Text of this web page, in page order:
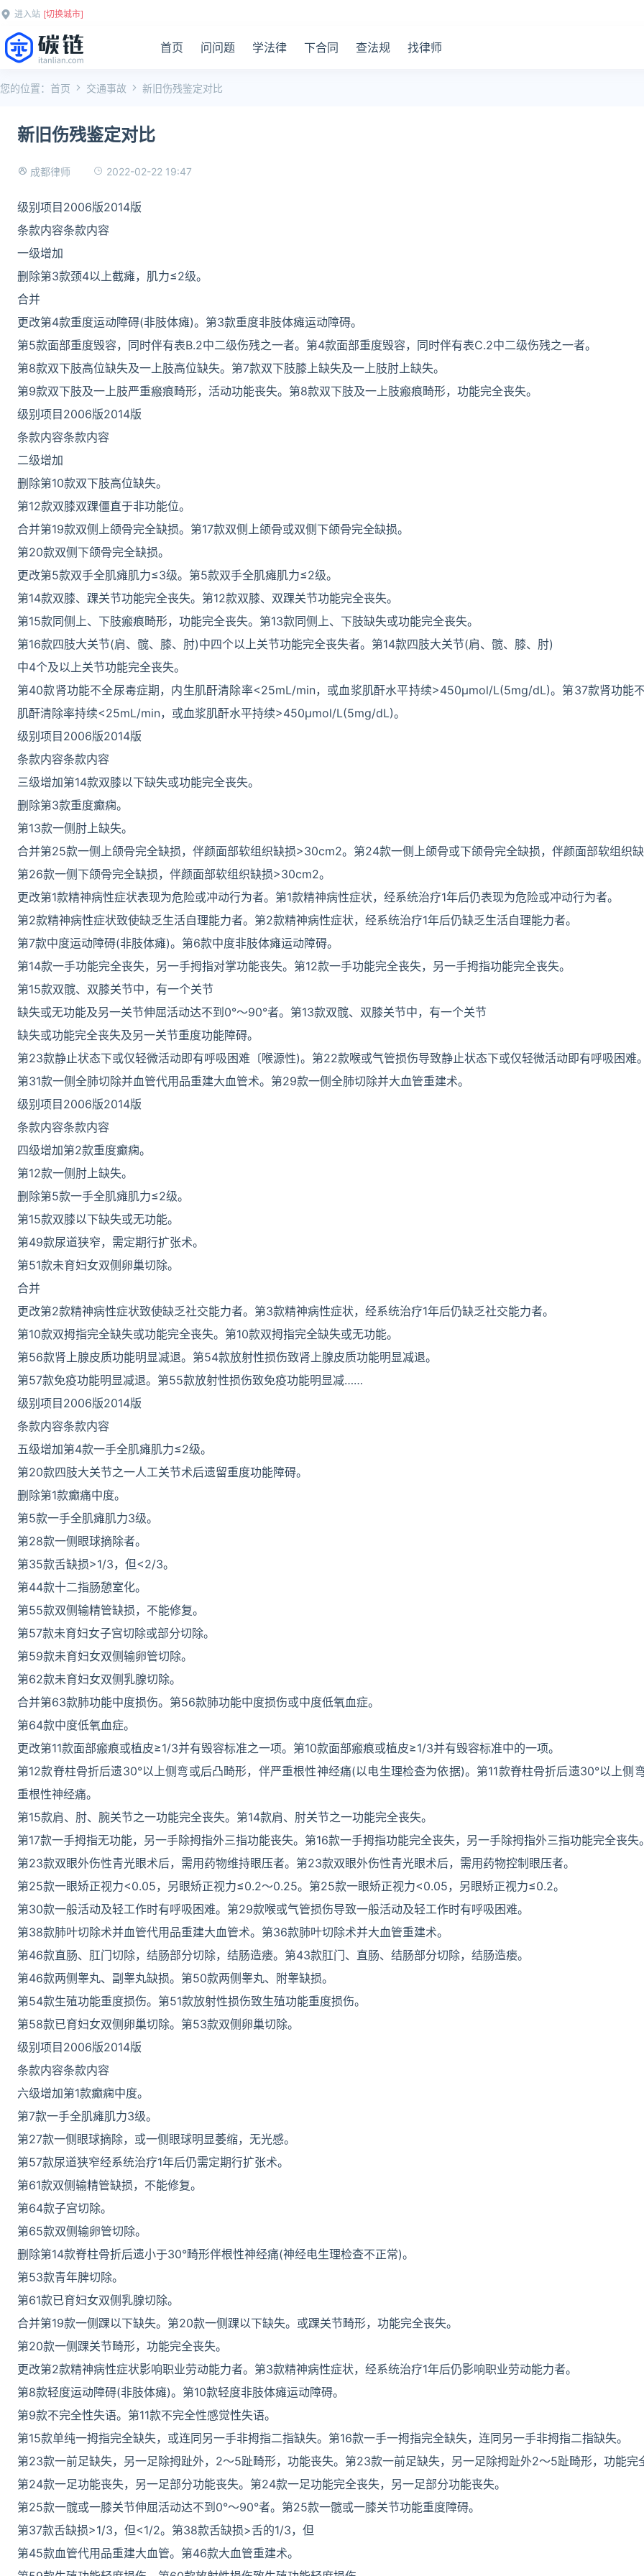
进入站 [切换城市]
首页 问问题 学法律 下合同 查法规 找律师
您的位置： 首页 交通事故 新旧伤残鉴定对比
新旧伤残鉴定对比
成都律师 2022-02-22 19:47
级别项目2006版2014版
条款内容条款内容
一级增加
删除第3款颈4以上截瘫，肌力≤2级。
合并
更改第4款重度运动障碍(非肢体瘫)。第3款重度非肢体瘫运动障碍。
第5款面部重度毁容，同时伴有表B.2中二级伤残之一者。第4款面部重度毁容，同时伴有表C.2中二级伤残之一者。
第8款双下肢高位缺失及一上肢高位缺失。第7款双下肢膝上缺失及一上肢肘上缺失。
第9款双下肢及一上肢严重瘢痕畸形，活动功能丧失。第8款双下肢及一上肢瘢痕畸形，功能完全丧失。
级别项目2006版2014版
条款内容条款内容
二级增加
删除第10款双下肢高位缺失。
第12款双膝双踝僵直于非功能位。
合并第19款双侧上颌骨完全缺损。第17款双侧上颌骨或双侧下颌骨完全缺损。
第20款双侧下颌骨完全缺损。
更改第5款双手全肌瘫肌力≤3级。第5款双手全肌瘫肌力≤2级。
第14款双膝、踝关节功能完全丧失。第12款双膝、双踝关节功能完全丧失。
第15款同侧上、下肢瘢痕畸形，功能完全丧失。第13款同侧上、下肢缺失或功能完全丧失。
第16款四肢大关节(肩、髋、膝、肘)中四个以上关节功能完全丧失者。第14款四肢大关节(肩、髋、膝、肘)
中4个及以上关节功能完全丧失。
第40款肾功能不全尿毒症期，内生肌酐清除率<25mL/min，或血浆肌酐水平持续>450μmol/L(5mg/dL)。第37款肾功能
肌酐清除率持续<25mL/min，或血浆肌酐水平持续>450μmol/L(5mg/dL)。
级别项目2006版2014版
条款内容条款内容
三级增加第14款双膝以下缺失或功能完全丧失。
删除第3款重度癫痫。
第13款一侧肘上缺失。
合并第25款一侧上颌骨完全缺损，伴颜面部软组织缺损>30cm2。第24款一侧上颌骨或下颌骨完全缺损，伴颜面部软组织
第26款一侧下颌骨完全缺损，伴颜面部软组织缺损>30cm2。
更改第1款精神病性症状表现为危险或冲动行为者。第1款精神病性症状，经系统治疗1年后仍表现为危险或冲动行为者。
第2款精神病性症状致使缺乏生活自理能力者。第2款精神病性症状，经系统治疗1年后仍缺乏生活自理能力者。
第7款中度运动障碍(非肢体瘫)。第6款中度非肢体瘫运动障碍。
第14款一手功能完全丧失，另一手拇指对掌功能丧失。第12款一手功能完全丧失，另一手拇指功能完全丧失。
第15款双髋、双膝关节中，有一个关节
缺失或无功能及另一关节伸屈活动达不到0°～90°者。第13款双髋、双膝关节中，有一个关节
缺失或功能完全丧失及另一关节重度功能障碍。
第23款静止状态下或仅轻微活动即有呼吸困难〔喉源性)。第22款喉或气管损伤导致静止状态下或仅轻微活动即有呼吸困难
第31款一侧全肺切除并血管代用品重建大血管术。第29款一侧全肺切除并大血管重建术。
级别项目2006版2014版
条款内容条款内容
四级增加第2款重度癫痫。
第12款一侧肘上缺失。
删除第5款一手全肌瘫肌力≤2级。
第15款双膝以下缺失或无功能。
第49款尿道狭窄，需定期行扩张术。
第51款未育妇女双侧卵巢切除。
合并
更改第2款精神病性症状致使缺乏社交能力者。第3款精神病性症状，经系统治疗1年后仍缺乏社交能力者。
第10款双拇指完全缺失或功能完全丧失。第10款双拇指完全缺失或无功能。
第56款肾上腺皮质功能明显减退。第54款放射性损伤致肾上腺皮质功能明显减退。
第57款免疫功能明显减退。第55款放射性损伤致免疫功能明显减……
级别项目2006版2014版
条款内容条款内容
五级增加第4款一手全肌瘫肌力≤2级。
第20款四肢大关节之一人工关节术后遗留重度功能障碍。
删除第1款癫痛中度。
第5款一手全肌瘫肌力3级。
第28款一侧眼球摘除者。
第35款舌缺损>1/3，但<2/3。
第44款十二指肠憩室化。
第55款双侧输精管缺损，不能修复。
第57款未育妇女子宫切除或部分切除。
第59款未育妇女双侧输卵管切除。
第62款未育妇女双侧乳腺切除。
合并第63款肺功能中度损伤。第56款肺功能中度损伤或中度低氧血症。
第64款中度低氧血症。
更改第11款面部瘢痕或植皮≥1/3并有毁容标准之一项。第10款面部瘢痕或植皮≥1/3并有毁容标准中的一项。
第12款脊柱骨折后遗30°以上侧弯或后凸畸形，伴严重根性神经痛(以电生理检查为依据)。第11款脊柱骨折后遗30°以上侧
重根性神经痛。
第15款肩、肘、腕关节之一功能完全丧失。第14款肩、肘关节之一功能完全丧失。
第17款一手拇指无功能，另一手除拇指外三指功能丧失。第16款一手拇指功能完全丧失，另一手除拇指外三指功能完全丧失
第23款双眼外伤性青光眼术后，需用药物维持眼压者。第23款双眼外伤性青光眼术后，需用药物控制眼压者。
第25款一眼矫正视力<0.05，另眼矫正视力≤0.2～0.25。第25款一眼矫正视力<0.05，另眼矫正视力≤0.2。
第30款一般活动及轻工作时有呼吸困难。第29款喉或气管损伤导致一般活动及轻工作时有呼吸困难。
第38款肺叶切除术并血管代用品重建大血管术。第36款肺叶切除术并大血管重建术。
第46款直肠、肛门切除，结肠部分切除，结肠造瘘。第43款肛门、直肠、结肠部分切除，结肠造瘘。
第46款两侧睾丸、副睾丸缺损。第50款两侧睾丸、附睾缺损。
第54款生殖功能重度损伤。第51款放射性损伤致生殖功能重度损伤。
第58款已育妇女双侧卵巢切除。第53款双侧卵巢切除。
级别项目2006版2014版
条款内容条款内容
六级增加第1款癫痫中度。
第7款一手全肌瘫肌力3级。
第27款一侧眼球摘除，或一侧眼球明显萎缩，无光感。
第57款尿道狭窄经系统治疗1年后仍需定期行扩张术。
第61款双侧输精管缺损，不能修复。
第64款子宫切除。
第65款双侧输卵管切除。
删除第14款脊柱骨折后遗小于30°畸形伴根性神经痛(神经电生理检查不正常)。
第53款青年脾切除。
第61款已育妇女双侧乳腺切除。
合并第19款一侧踝以下缺失。第20款一侧踝以下缺失。或踝关节畸形，功能完全丧失。
第20款一侧踝关节畸形，功能完全丧失。
更改第2款精神病性症状影响职业劳动能力者。第3款精神病性症状，经系统治疗1年后仍影响职业劳动能力者。
第8款轻度运动障碍(非肢体瘫)。第10款轻度非肢体瘫运动障碍。
第9款不完全性失语。第11款不完全性感觉性失语。
第15款单纯一拇指完全缺失，或连同另一手非拇指二指缺失。第16款一手一拇指完全缺失，连同另一手非拇指二指缺失。
第23款一前足缺失，另一足除拇趾外，2～5趾畸形，功能丧失。第23款一前足缺失，另一足除拇趾外2～5趾畸形，功能完
第24款一足功能丧失，另一足部分功能丧失。第24款一足功能完全丧失，另一足部分功能丧失。
第25款一髋或一膝关节伸屈活动达不到0°～90°者。第25款一髋或一膝关节功能重度障碍。
第37款舌缺损>1/3，但<1/2。第38款舌缺损>舌的1/3，但
第45款血管代用品重建大血管。第46款大血管重建术。